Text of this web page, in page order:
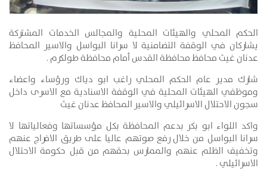
الحكم المحلي والهيئات المحلية والمجالس الخدمات المشتركة
يشاركان في الوقفة التضامنية لا سرانا البواسل والاسير المحافظ
عدنان غيث محافظ محافظة القدس أمام محافظة طولكرم .
شارك مدير عام الحكم المحلي راغب ابو دياك ورؤساء واعضاء
وموظفي الهيئات المحلية في الوقفة الاسنادية مع الاسرى داخل
سجون الاحتلال الاسرائيلي والاسير المحافظ عدنان غيث
واكد اللواء ابو بكر بدعم المحافظة بكل مؤسساتها وفعالياتها لا
سرانا البواسل من خلال رفع صوتهم عاليا على طريق الافراج عنهم
وتخفيف الظلم عنهم والممارس بحقهم من قبل حكومة الاحتلال
الاسرائيلي .